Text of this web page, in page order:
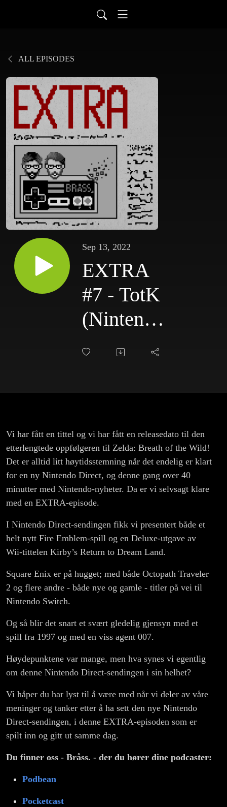
ALL EPISODES
Sep 13, 2022
EXTRA
#7 - TotK
(Nintendo
Direct
Vi har fått en tittel og vi har fått en releasedato til den
etterlengtede oppfølgeren til Zelda: Breath of the Wild!
Det er alltid litt høytidsstemning når det endelig er klart
for en ny Nintendo Direct, og denne gang over 40
minutter med Nintendo-nyheter. Da er vi selvsagt klare
med en EXTRA-episode.
I Nintendo Direct-sendingen fikk vi presentert både et
helt nytt Fire Emblem-spill og en Deluxe-utgave av
Wii-tittelen Kirby’s Return to Dream Land.
Square Enix er på hugget; med både Octopath Traveler
2 og flere andre - både nye og gamle - titler på vei til
Nintendo Switch.
Og så blir det snart et svært gledelig gjensyn med et
spill fra 1997 og med en viss agent 007.
Høydepunktene var mange, men hva synes vi egentlig
om denne Nintendo Direct-sendingen i sin helhet?
Vi håper du har lyst til å være med når vi deler av våre
meninger og tanker etter å ha sett den nye Nintendo
Direct-sendingen, i denne EXTRA-episoden som er
spilt inn og gitt ut samme dag.
Du finner oss - Bråss. - der du hører dine podcaster:
Podbean
Pocketcast